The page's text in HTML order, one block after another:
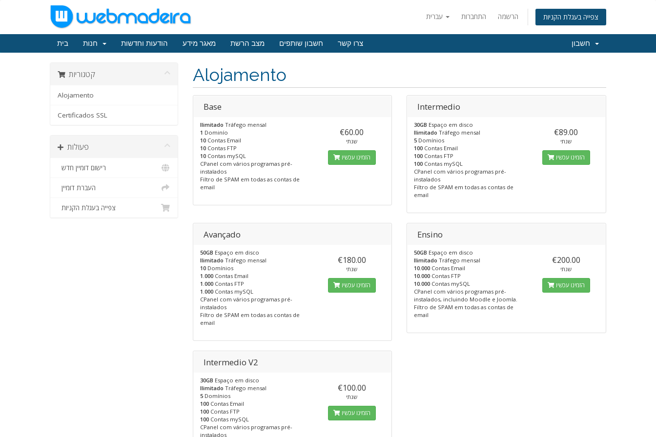
התחברות הרשמה צפייה בעגלת הקניות
בית הודעות וחדשות מאגר מידע מצב הרשת חשבון שותפים צרו קשר
קטגוריות
Alojamento
Certificados SSL
פעולות
רישום דומיין חדש
העברת דומיין
צפייה בעגלת הקניות
Alojamento
Base
Ilimitado Tráfego mensal
1 Dominío
10Contas Email
10Contas FTP
10Contas mySQL
CPanel com vários programas pré-
instalados
Filtro de SPAM em todas as contas de
email
€60.00
שנתי
הזמינו עכשיו
Intermedio
30GB Espaço em disco
Ilimitado Tráfego mensal
5 Domínios
100 Contas Email
100 Contas FTP
100 Contas mySQL
CPanel com vários programas pré-
instalados
Filtro de SPAM em todas as contas de
email
€89.00
שנתי
הזמינו עכשיו
Avançado
50GB Espaço em disco
Ilimitado Tráfego mensal
10Domínios
1.000Contas Email
1.000Contas FTP
1.000Contas mySQL
CPanel com vários programas pré-
instalados
Filtro de SPAM em todas as contas de
email
€180.00
שנתי
הזמינו עכשיו
Ensino
50GB Espaço em disco
Ilimitado Tráfego mensal
10.000 Contas Email
10.000 Contas FTP
10.000 Contas mySQL
CPanel com vários programas pré-
instalados, incluindo Moodle e Joomla.
Filtro de SPAM em todas as contas de
email
€200.00
שנתי
הזמינו עכשיו
Intermedio V2
30GB Espaço em disco
Ilimitado Tráfego mensal
5Domínios
100Contas Email
100Contas FTP
100Contas mySQL
CPanel com vários programas pré-
instalados
€100.00
שנתי
הזמינו עכשיו